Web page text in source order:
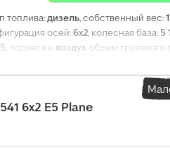
топлива:дизель, собственный вес:
осей:6x2, колесная база: 5
, подвеска: воздух, объем грузового
6x2 E5 Plane